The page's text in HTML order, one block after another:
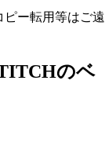
ピー転用等はご遠
のベ